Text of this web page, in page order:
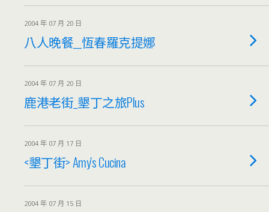
2004 年 07 月 20 日
八人晚餐__恆春羅克提娜
2004 年 07 月 20 日
鹿港老街_墾丁之旅Plus
2004 年 07 月 17 日
<墾丁街> Amy's Cucina
2004 年 07 月 15 日